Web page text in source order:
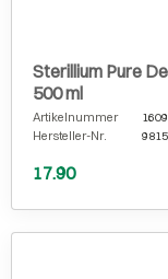
Sterillium Pure
500 ml
Artikelnummer
Hersteller-Nr.
17.90